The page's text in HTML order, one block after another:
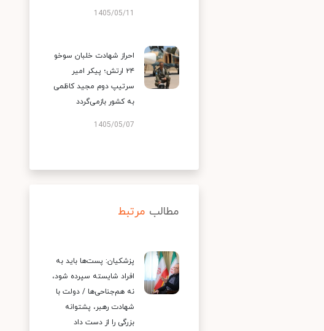
1405/05/11
احراز شهادت خلبان سوخو
۲۴ ارتش؛ پیکر امیر
سرتیپ دوم مجید کاظمی
به کشور بازمی‌گردد
1405/05/07
مطالب مرتبط
پزشکیان: پست‌ها باید به
افراد شایسته سپرده شود،
نه هم‌جناحی‌ها / دولت با
شهادت رهبر، پشتوانه
بزرگی را از دست داد